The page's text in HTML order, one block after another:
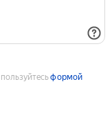
формой